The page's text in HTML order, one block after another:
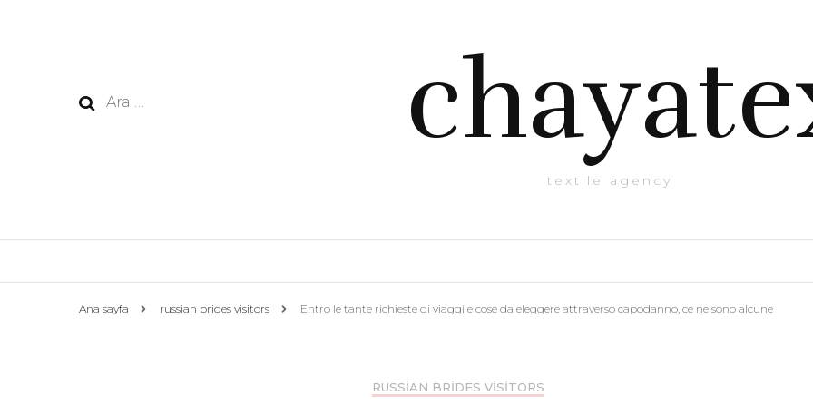
Arama:
textile agency
Ana sayfa russian brides visitors Entro le tante richieste di viaggi e cose da eleggere attraverso capodanno, ce ne sono alcune
RUSSIAN BRIDES VISITORS